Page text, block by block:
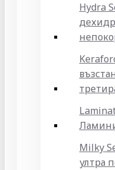
Hydra
Milky
ултра